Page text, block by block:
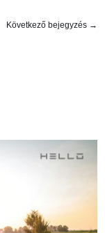
Következő bejegyzés→